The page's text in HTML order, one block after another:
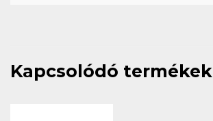
Kapcsolódó termékek